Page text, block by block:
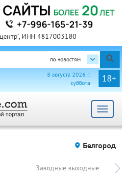
ИНН 4817003180
по новостям
18+
8 августа 2026 г.
суббота
Toggle
Белгород
Заводные выходные